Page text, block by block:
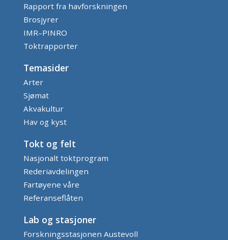
Rapport fra havforskningen
Brosjyrer
IMR–PINRO
Toktrapporter
Temasider
Arter
Sjømat
Akvakultur
Hav og kyst
Tokt og felt
Nasjonalt toktprogram
Rederiavdelingen
Fartøyene våre
Referanseflåten
Lab og stasjoner
Forskningsstasjonen Austevoll